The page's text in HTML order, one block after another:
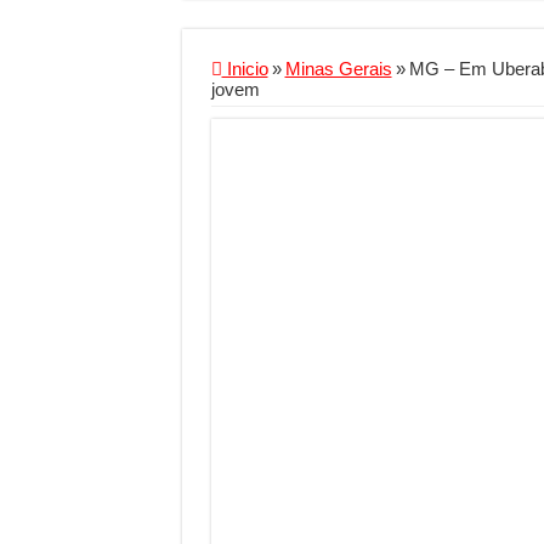
Conheça a melhor
De economista a
Qualidade do
Inicio » Minas Gerais » MG – Em
jovem